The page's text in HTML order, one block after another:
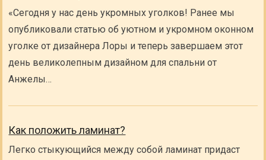
«Сегодня у нас день укромных уголков! Ранее мы
опубликовали статью об уютном и укромном оконном
уголке от дизайнера Лоры и теперь завершаем этот
день великолепным дизайном для спальни от
Анжелы…
Как положить ламинат?
Легко стыкующийся между собой ламинат придаст